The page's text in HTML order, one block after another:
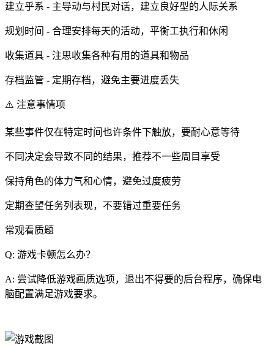
建立乎系 - 主导动与村民对话，建立良好型的人际关系
规划时间 - 合理安排每天的活动，平衡工执行和休闲
收集道具 - 注思收集各种有用的道具和物品
存档监管 - 定期存档，避免主要进度丢失
⚠️ 注意事情项
某些事件仅在特定时间也许条件下触放，要耐心意等待
不同决定会导致不同的结果，推荐不一些周目享受
保持角色的体力气和心情，避免过度疲劳
定期查望任务列表现，不要错过重要任务
常观看质题
Q: 游戏卡顿怎么办？
A: 尝试降低游戏画质选项，退出不得要的后台程序，确保电
脑配置满足游戏要求。